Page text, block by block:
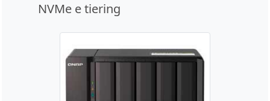
NVMe e tiering